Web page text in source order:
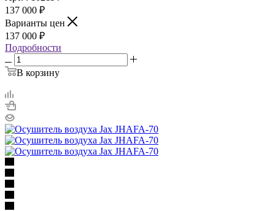
137 000 ₽
Варианты цен
137 000 ₽
Подробности
В корзину